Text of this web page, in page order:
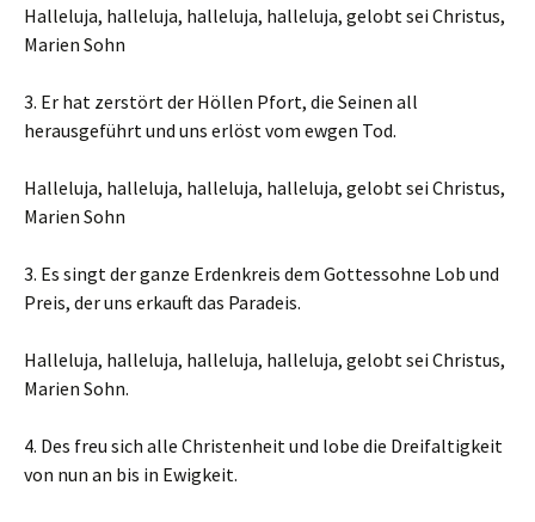
Halleluja, halleluja, halleluja, halleluja, gelobt sei Christus,
Marien Sohn
3. Er hat zerstört der Höllen Pfort, die Seinen all
herausgeführt und uns erlöst vom ewgen Tod.
Halleluja, halleluja, halleluja, halleluja, gelobt sei Christus,
Marien Sohn
3. Es singt der ganze Erdenkreis dem Gottessohne Lob und
Preis, der uns erkauft das Paradeis.
Halleluja, halleluja, halleluja, halleluja, gelobt sei Christus,
Marien Sohn.
4. Des freu sich alle Christenheit und lobe die Dreifaltigkeit
von nun an bis in Ewigkeit.